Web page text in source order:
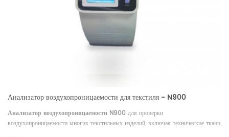
Анализатор воздухопроницаемости для текстиля - N900
Анализатор воздухопроницаемости N900 для проверки
воздухопроницаемости многих текстильных изделий, включая технические ткани,